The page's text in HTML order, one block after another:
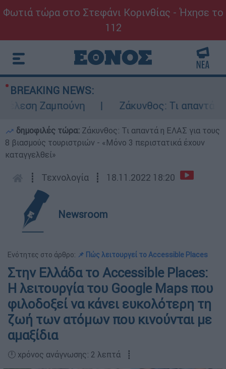
Φωτιά τώρα στο Στεφάνι Κορινθίας - Ήχησε το
112
BREAKING NEWS:
Ζαμπούνη
Ζάκυνθος: Τι απαντά η
δημοφιλές τώρα: Ζάκυνθος: Τι απαντά η ΕΛΑΣ για τους
8 βιασμούς τουριστριών - «Μόνο 3 περιστατικά έχουν
καταγγελθεί»
┋ Τεχνολογία ┋ 18.11.2022 18:20
Newsroom
Ενότητες στο άρθρο: 📌 Πώς λειτουργεί το Accessible Places
Στην Ελλάδα το Accessible Places:
Η λειτουργία του Google Maps που
φιλοδοξεί να κάνει ευκολότερη τη
ζωή των ατόμων που κινούνται με
αμαξίδια
🕛 χρόνος ανάγνωσης: 2 λεπτά ┋